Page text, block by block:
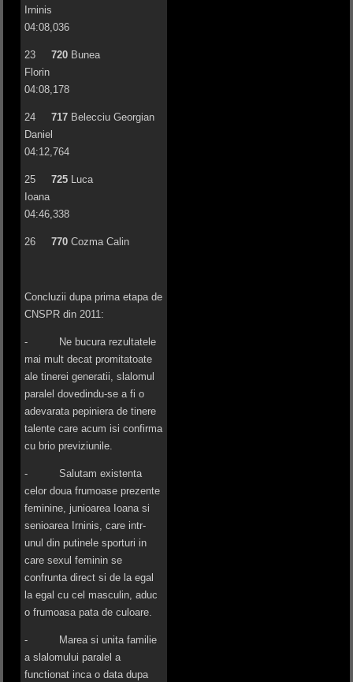
Irninis
04:08,036
23720 Bunea
Florin
04:08,178
24717 Belecciu Georgian
Daniel
04:12,764
25725 Luca
Ioana
04:46,338
26770 Cozma Calin
Concluzii dupa prima etapa de
CNSPR din 2011:
- Ne bucura rezultatele
mai mult decat promitatoate
ale tinerei generatii, slalomul
paralel dovedindu-se a fi o
adevarata pepiniera de tinere
talente care acum isi confirma
cu brio previziunile.
- Salutam existenta
celor doua frumoase prezente
feminine, junioarea Ioana si
senioarea Irninis, care intr-
unul din putinele sporturi in
care sexul feminin se
confrunta direct si de la egal
la egal cu cel masculin, aduc
o frumoasa pata de culoare.
- Marea si unita familie
a slalomului paralel a
functionat inca o data dupa